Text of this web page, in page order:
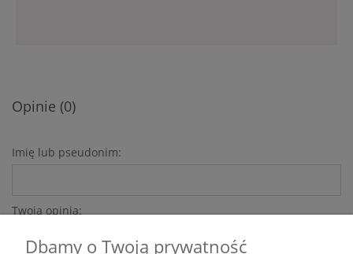
Opinie (0)
Imię lub pseudonim:
Twoja opinia:
Dbamy o Twoją prywatność